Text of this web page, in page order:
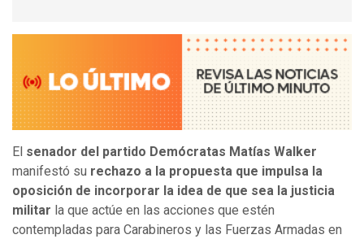
El senador del partido Demócratas Matías Walker
manifestó su rechazo a la propuesta que impulsa la
oposición de incorporar la idea de que sea la justicia
militar la que actúe en las acciones que estén
contempladas para Carabineros y las Fuerzas Armadas en